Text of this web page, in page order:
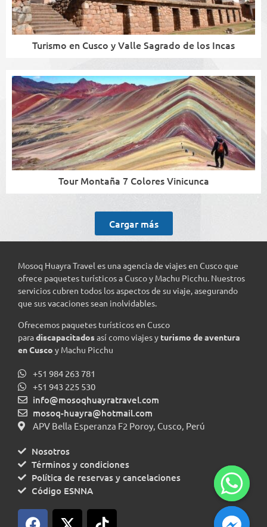
Turismo en Cusco y Valle Sagrado de los Incas
Tour Montaña 7 Colores Vinicunca
Cargar más
Mosoq Huayra Travel es una agencia de viajes en Cusco que
ofrece paquetes turísticos a Cusco y Machu Picchu. Nuestros
servicios cubren todos los aspectos de su viaje, asegurando
que sus vacaciones sean inolvidables.
Ofrecemos paquetes turísticos en Cusco
paradiscapacitadosasí como viajes y turismo de aventura
en Cusco y Machu Picchu
+51 984 263 781
+51 943 225 530
info@mosoqhuayratravel.com
mosoq-huayra@hotmail.com
APV Bella Esperanza F2 Poroy, Cusco, Perú
Nosotros
Términos y condiciones
Política de reservas y cancelaciones
Código ESNNA